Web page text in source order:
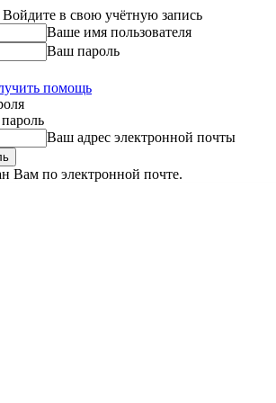
в свою учётную запись
Ваше имя пользователя
Ваш пароль
помощь
Ваш адрес электронной почты
Вам по электронной почте.